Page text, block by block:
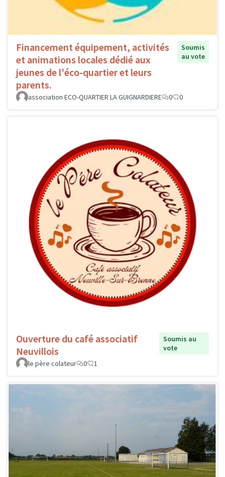
Financement équipement, activités
et animations locales dédié aux
jeunes de l'éco-quartier et leurs
parents.
Soumis
au vote
association ECO-QUARTIER LA GUIGNARDIERE 0 0
Ouverture du café associatif
Neuvillois
Soumis au
vote
le père colateur
0 1